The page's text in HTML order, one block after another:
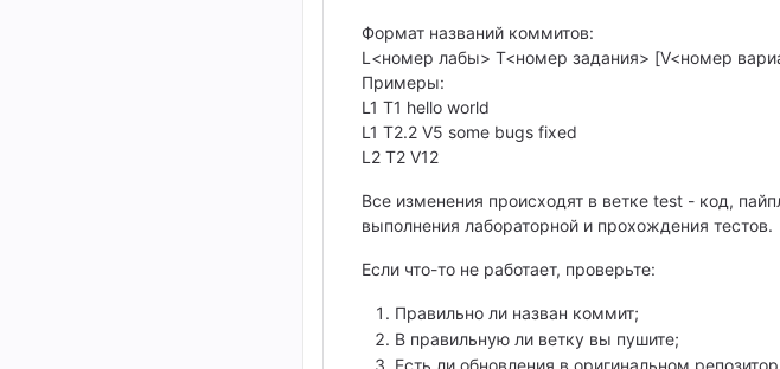
Формат названий коммитов:
L<номер лабы> T<номер задания> [V<номер
Примеры:
L1 T1 hello world
L1 T2.2 V5 some bugs fixed
L2 T2 V12
Все изменения происходят в ветке test - код,
выполнения лабораторной и прохождения тестов.
Если что-то не работает, проверьте:
Правильно ли назван коммит;
В правильную ли ветку вы пушите;
Есть ли обновления в оригинальном